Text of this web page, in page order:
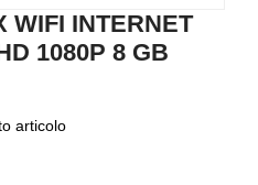
WIFI INTERNET
1080P 8 GB
articolo